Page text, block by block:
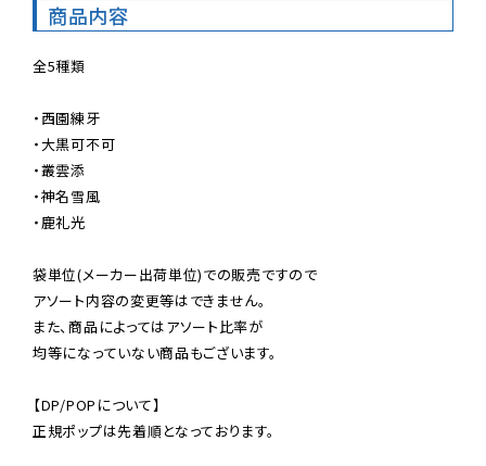
商品内容
全5種類
・西園練牙
・大黒可不可
・叢雲添
・神名雪風
・鹿礼光
袋単位(メーカー出荷単位)での販売ですので
アソート内容の変更等はできません。
また、商品によってはアソート比率が
均等になっていない商品もございます。
【DP/POPについて】
正規ポップは先着順となっております。